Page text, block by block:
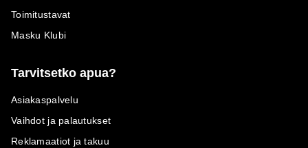
Toimitustavat
Masku Klubi
Tarvitsetko apua?
Asiakaspalvelu
Vaihdot ja palautukset
Reklamaatiot ja takuu